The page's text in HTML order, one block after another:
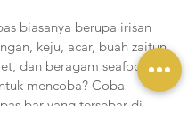
biasanya berupa irisan
keju, acar, buah zaitun,
dan beragam seafood.
mencoba? Coba
bar yang tersebar di